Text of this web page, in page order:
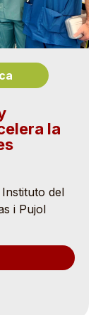
la
del
i Pujol